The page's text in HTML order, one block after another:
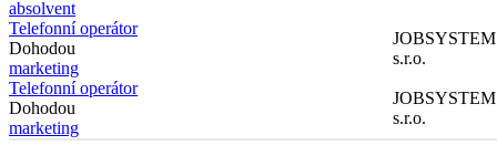
absolvent
Telefonní operátor
Dohodou
marketing
JOBSYSTEM
s.r.o.
Telefonní operátor
Dohodou
marketing
JOBSYSTEM
s.r.o.